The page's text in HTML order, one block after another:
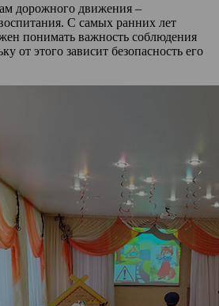
дорожного движения –
С самых ранних лет
понимать важность соблюдения
от этого зависит безопасность его